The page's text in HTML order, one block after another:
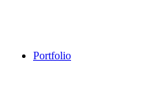
Portfolio